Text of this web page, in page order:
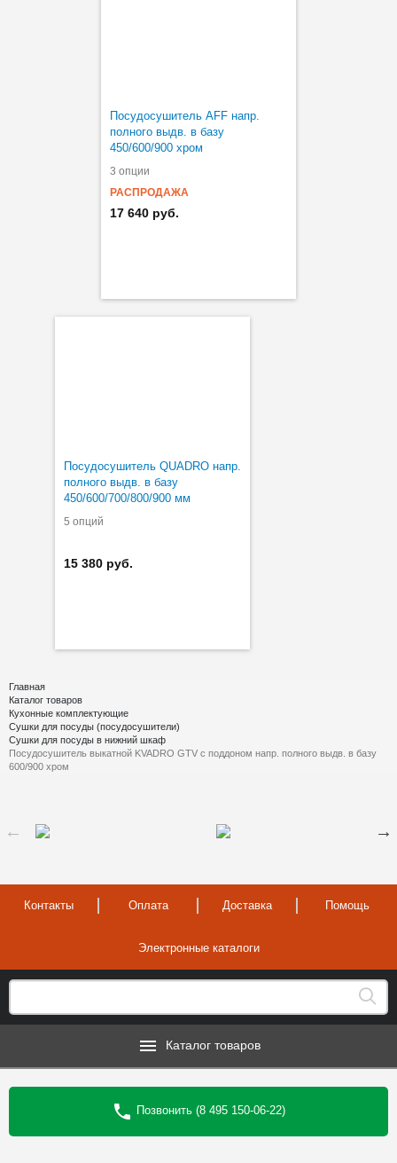
Посудосушитель AFF напр.
полного выдв. в базу
450/600/900 хром
3 опции
РАСПРОДАЖА
17 640 руб.
Посудосушитель QUADRO напр.
полного выдв. в базу
450/600/700/800/900 мм
5 опций
15 380 руб.
Главная
Каталог товаров
Кухонные комплектующие
Сушки для посуды (посудосушители)
Сушки для посуды в нижний шкаф
Посудосушитель выкатной KVADRO GTV с поддоном напр. полного выдв. в базу
600/900 хром
Контакты Оплата Доставка Помощь
Электронные каталоги
Каталог товаров
Позвонить (8 495 150-06-22)